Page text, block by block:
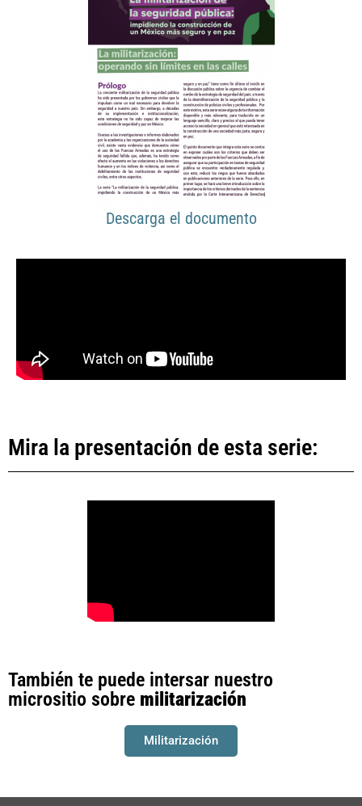
Descarga el documento
Mira la presentación de esta serie:
También te puede intersar nuestro
micrositio sobre militarización
Militarización